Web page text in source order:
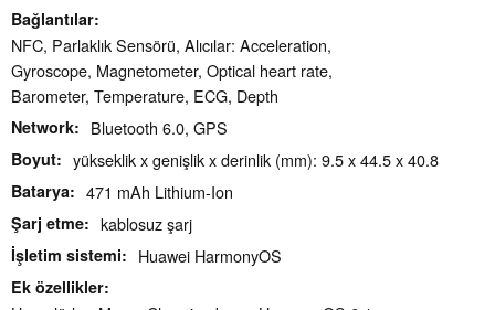
Bağlantılar
NFC, Parlaklık Sensörü, Alıcılar: Acceleration,
Gyroscope, Magnetometer, Optical heart rate,
Barometer, Temperature, ECG, Depth
Network Bluetooth 6.0, GPS
Boyut yükseklik x genişlik x derinlik (mm): 9.5 x 44.5 x 40.8
Batarya 471 mAh Lithium-Ion
Şarj etme kablosuz şarj
İşletim sistemi Huawei HarmonyOS
Ek özellikler